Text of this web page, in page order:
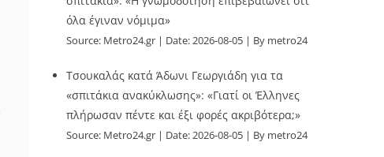
όλα έγιναν νόμιμα»
Source: Metro24.gr Date: 2026-08-05 By metro24
Τσουκαλάς κατά Άδωνι Γεωργιάδη για τα
«σπιτάκια ανακύκλωσης»: «Γιατί οι Έλληνες
πλήρωσαν πέντε και έξι φορές ακριβότερα;»
Source: Metro24.gr Date: 2026-08-05 By metro24